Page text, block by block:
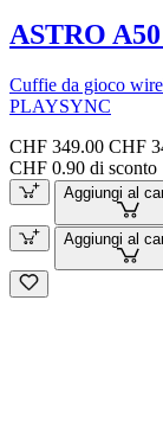
ASTRO
Cuffie da gioco
PLAYSYNC
CHF 349.00 CHF
CHF 0.90 di sconto
Aggiungi al
Aggiungi al